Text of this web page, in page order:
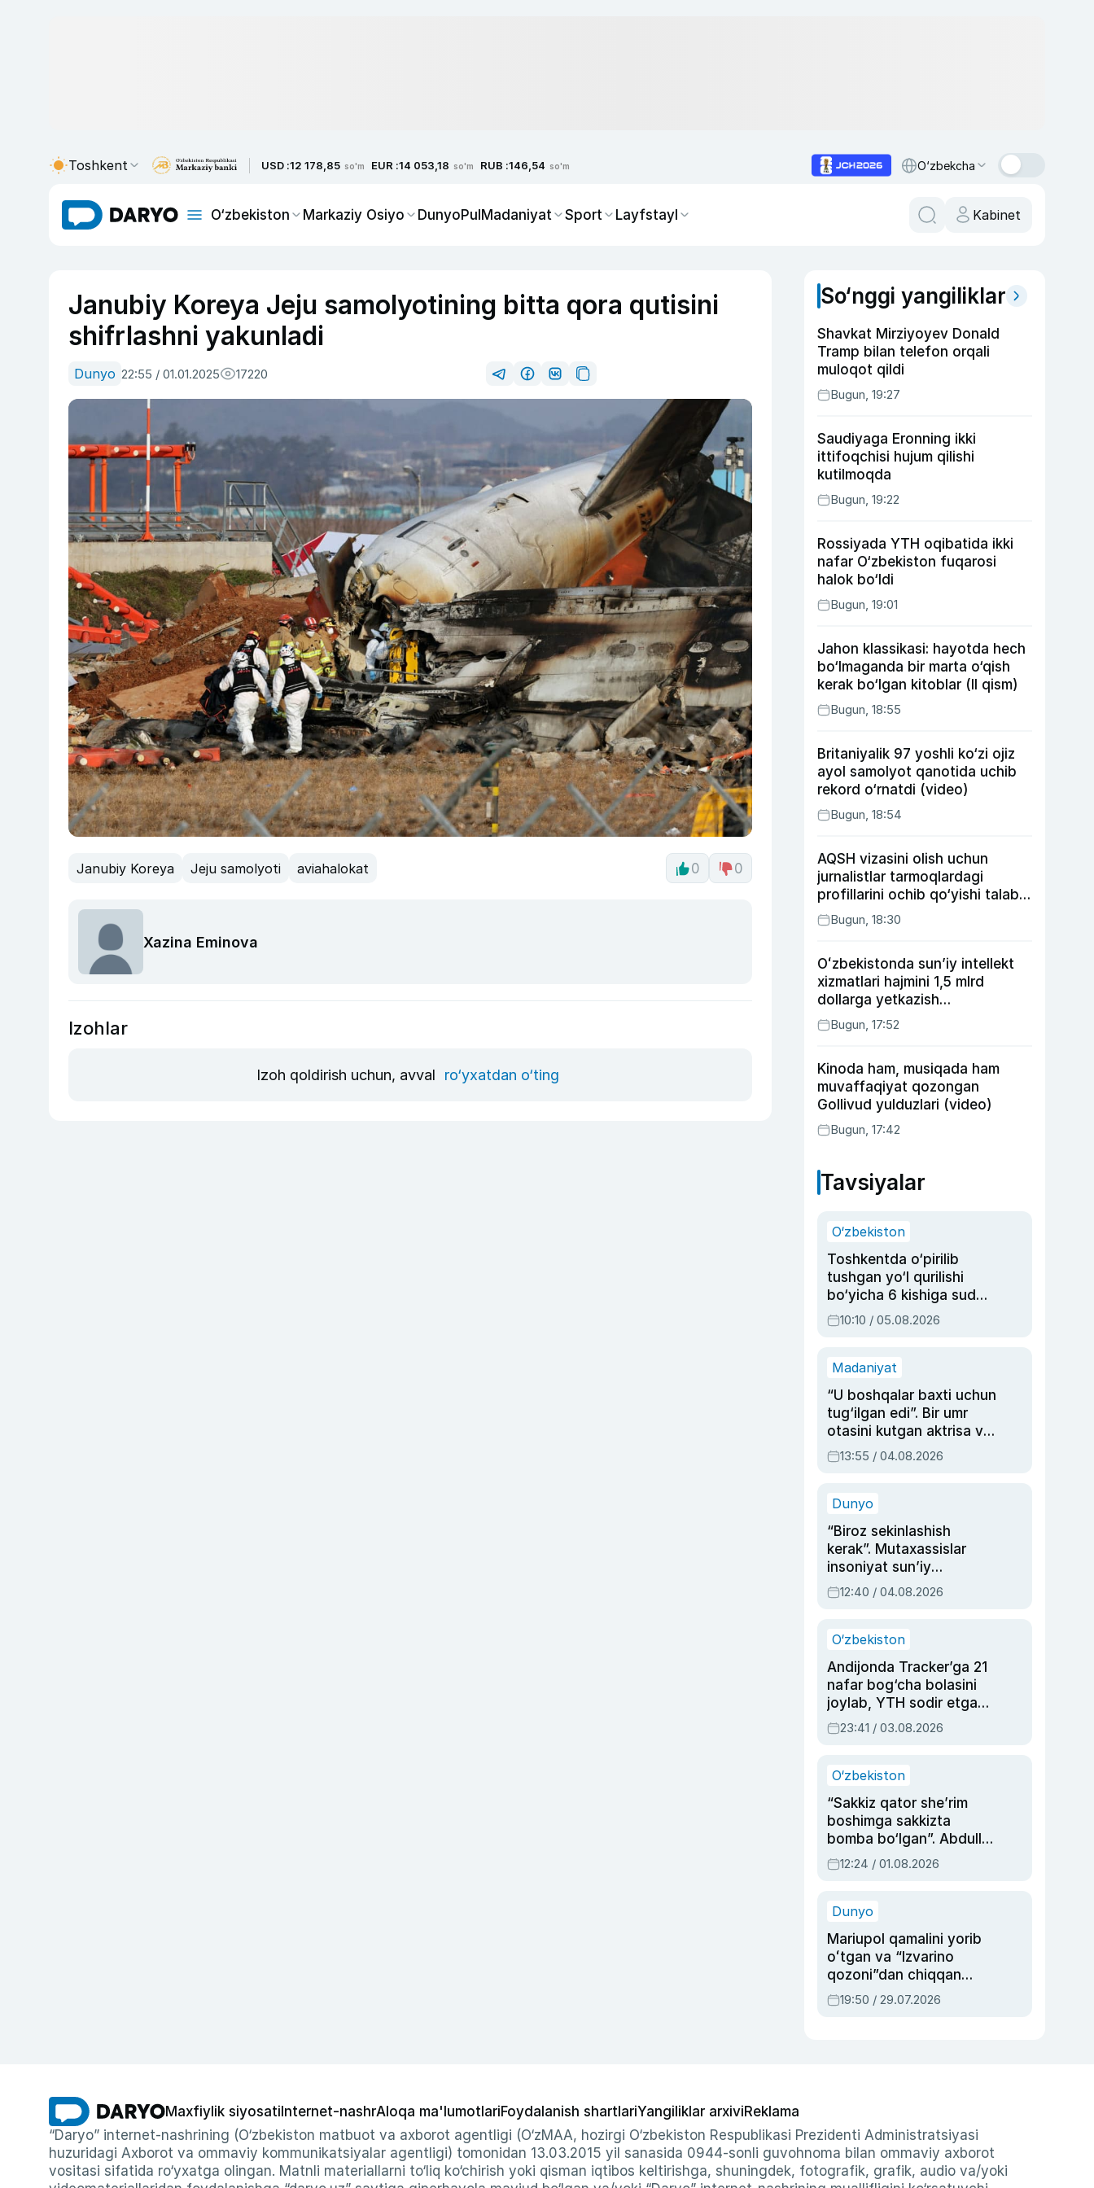
Toshkent USD :12 178,85 so'm EUR :14 053,18 so'm RUB :146,54 so'm O‘zbekcha
O‘zbekiston Markaziy Osiyo DunyoPulMadaniyat Sport Layfstayl Kabinet
Janubiy Koreya Jeju samolyotining bitta qora qutisini
shifrlashni yakunladi
Dunyo 22:55 / 01.01.2025 17220
Janubiy Koreya Jeju samolyoti aviahalokat 0 0
Xazina Eminova
Izohlar
Izoh qoldirish uchun, avval ro‘yxatdan o‘ting
So‘nggi yangiliklar
Shavkat Mirziyoyev Donald
Tramp bilan telefon orqali
muloqot qildi
Bugun, 19:27
Saudiyaga Eronning ikki
ittifoqchisi hujum qilishi
kutilmoqda
Bugun, 19:22
Rossiyada YTH oqibatida ikki
nafar O‘zbekiston fuqarosi
halok bo‘ldi
Bugun, 19:01
Jahon klassikasi: hayotda hech
bo‘lmaganda bir marta o‘qish
kerak bo‘lgan kitoblar (II qism)
Bugun, 18:55
Britaniyalik 97 yoshli ko‘zi ojiz
ayol samolyot qanotida uchib
rekord o‘rnatdi (video)
Bugun, 18:54
AQSH vizasini olish uchun
jurnalistlar tarmoqlardagi
profillarini ochib qo‘yishi talab
etilishi mumkin
Bugun, 18:30
Oʻzbekistonda sunʼiy intellekt
xizmatlari hajmini 1,5 mlrd
dollarga yetkazish
rejalashtirilmoqda
Bugun, 17:52
Kinoda ham, musiqada ham
muvaffaqiyat qozongan
Gollivud yulduzlari (video)
Bugun, 17:42
Tavsiyalar
O‘zbekiston
Toshkentda o‘pirilib
tushgan yo‘l qurilishi
bo‘yicha 6 kishiga sud
hukmi o‘qildi
10:10 / 05.08.2026
Madaniyat
“U boshqalar baxti uchun
tug‘ilgan edi”. Bir umr
otasini kutgan aktrisa va
dublyaj ustasi Rimma
Ahmedovaning
13:55 / 04.08.2026
Dunyo
“Biroz sekinlashish
kerak”. Mutaxassislar
insoniyat sun’iy
intellektni boshqara
olmay qolishidan xavotir
12:40 / 04.08.2026
O‘zbekiston
Andijonda Tracker’ga 21
nafar bog‘cha bolasini
joylab, YTH sodir etgan
ayolga sud hukmi o‘qildi
23:41 / 03.08.2026
O‘zbekiston
“Sakkiz qator she’rim
boshimga sakkizta
bomba bo‘lgan”. Abdulla
Oripovni siyosiy
ayblovlardan asrab
12:24 / 01.08.2026
Dunyo
Mariupol qamalini yorib
oʻtgan va “Izvarino
qozoni”dan chiqqan
qahramon — Ukraina
armiyasi bosh
19:50 / 29.07.2026
Maxfiylik siyosati Internet-nashrAloqa ma'lumotlariFoydalanish shartlariYangiliklar arxiviReklama
“Daryo” internet-nashrining (O‘zbekiston matbuot va axborot agentligi (O‘zMAA, hozirgi O‘zbekiston Respublikasi Prezidenti Administratsiyasi
huzuridagi Axborot va ommaviy kommunikatsiyalar agentligi) tomonidan 13.03.2015 yil sanasida 0944-sonli guvohnoma bilan ommaviy axborot
vositasi sifatida ro‘yxatga olingan. Matnli materiallarni to‘liq ko‘chirish yoki qisman iqtibos keltirishga, shuningdek, fotografik, grafik, audio va/yoki